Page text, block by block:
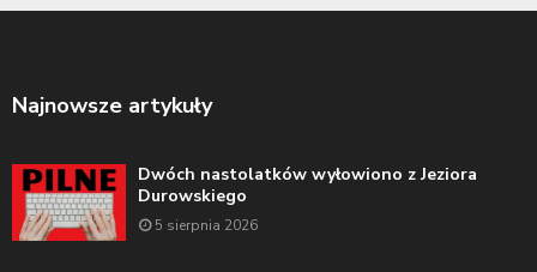
Najnowsze artykuły
Dwóch nastolatków wyłowiono z Jeziora
Durowskiego
5 sierpnia 2026